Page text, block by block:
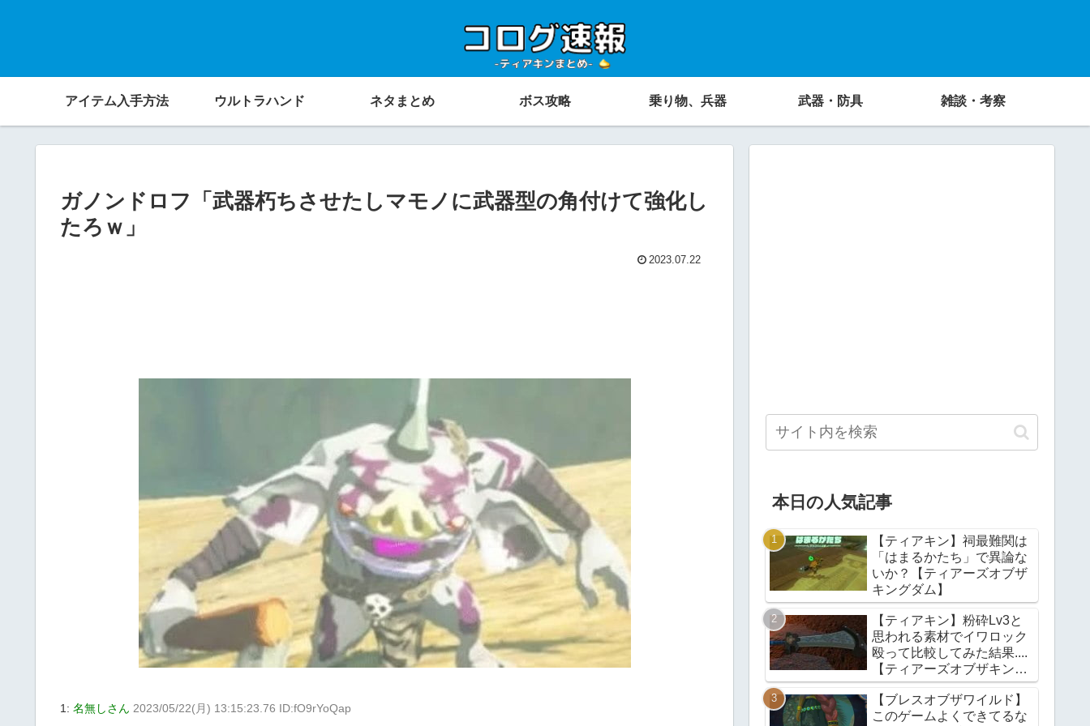
アイテム入手方法 ウルトラハンド ネタまとめ ボス攻略 乗り物、兵器 武器・防具 雑談・考察
ガノンドロフ「武器朽ちさせたしマモノに武器型の角付けて強化し
たろｗ」
2023.07.22
1: 名無しさん 2023/05/22(月) 13:15:23.76 ID:fO9rYoQap
本日の人気記事
【ティアキン】祠最難関は
「はまるかたち」で異論な
いか？【ティアーズオブザ
キングダム】
【ティアキン】粉砕Lv3と
思われる素材でイワロック
殴って比較してみた結果....
【ティアーズオブザキング
ダム】
【ブレスオブザワイルド】
このゲームよくできてるな